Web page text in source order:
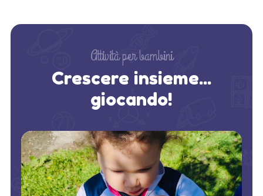
Attività per bambini
Crescere insieme...
giocando!